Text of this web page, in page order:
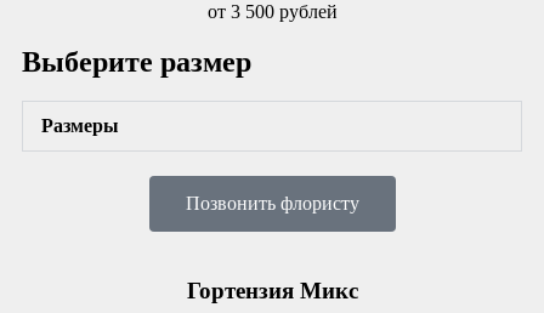
от 3 500 рублей
Выберите размер
Размеры
Позвонить флористу
Гортензия Микс